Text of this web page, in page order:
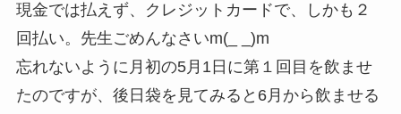
現金では払えず、クレジットカードで、しかも２
回払い。先生ごめんなさいm(_ _)m
忘れないように月初の5月1日に第１回目を飲ませ
たのですが、後日袋を見てみると6月から飲ませる